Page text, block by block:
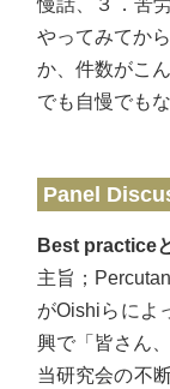
慢話、３．苦
やってみてか
か、件数がこ
でも自慢でも
Panel
Best practice
主旨；
がOishiらによ
興で「皆さん
当研究会の不